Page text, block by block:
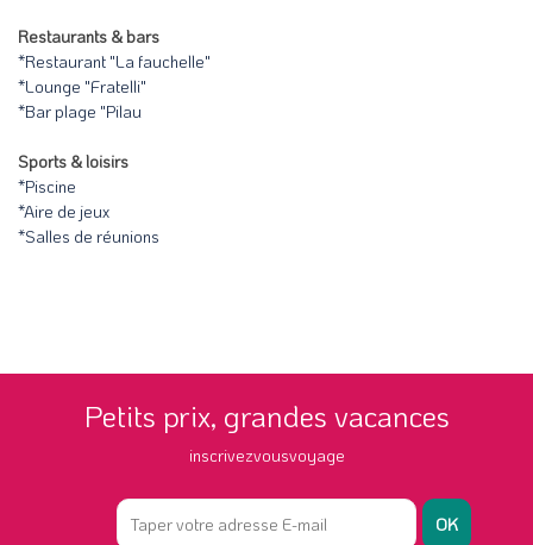
Restaurants & bars
*Restaurant "La fauchelle"
*Lounge "Fratelli"
*Bar plage "Pilau
Sports & loisirs
*Piscine
*Aire de jeux
*Salles de réunions
Petits prix, grandes vacances
inscrivezvousvoyage
OK